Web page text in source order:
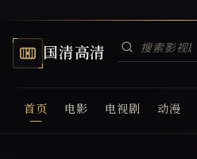
国清高清
首页 电影 电视剧 动漫